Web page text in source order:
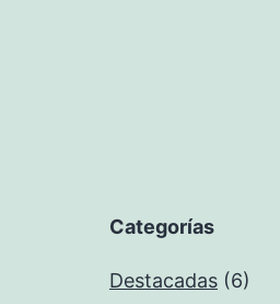
Categorías
Destacadas (6)